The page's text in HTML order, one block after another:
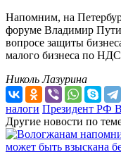
Напомним, на
форуме Владимир
вопросе защиты
малого бизнеса по
Николь Лазурина
налоги Президент РФ
Другие новости по